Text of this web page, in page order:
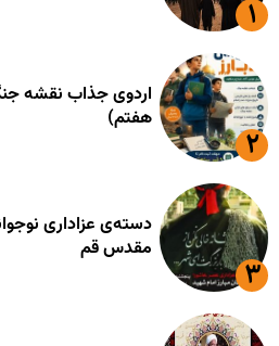
اردوی جذاب نقشه
هفتم)
دسته‌ی عزاداری
مقدس قم